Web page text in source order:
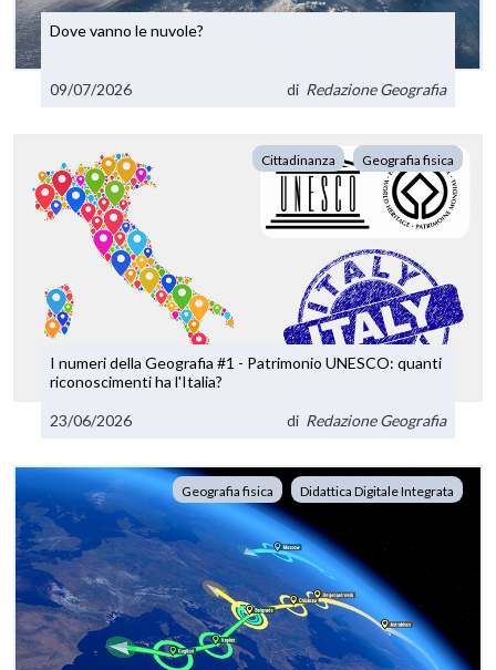
Dove vanno le nuvole?
09/07/2026 di Redazione Geografia
Cittadinanza Geografia fisica
I numeri della Geografia #1 - Patrimonio UNESCO: quanti
riconoscimenti ha l'Italia?
23/06/2026 di Redazione Geografia
Geografia fisica Didattica Digitale Integrata